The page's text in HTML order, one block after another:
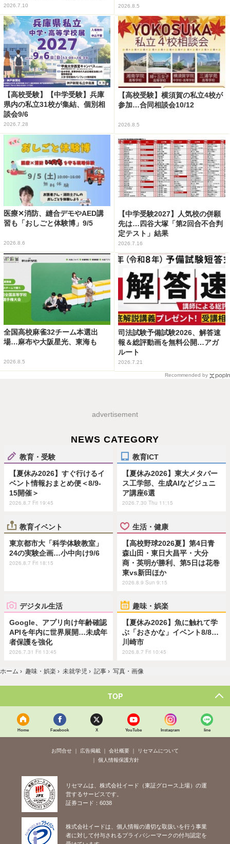
2026.7.10 2026.8.5
【高校受験】【中学受験】兵庫
県内の私立31校が集結、個別相
談会9/6
2026.7.28
【高校受験】横須賀の私立4校が
参加…合同相談会10/12
2026.8.5
医療✕消防、縫合デモやAED講
習も「おしごと体験博」9/5
2026.8.6
【中学受験2027】人気校の併願
先は…四谷大塚「第2回合不合判
定テスト」結果
2026.7.16
全国高校麻雀32チーム本選出
場…麻布や大阪星光、東海も
2026.8.5
司法試験予備試験2026、解答速
報＆総評動画を無料公開…アガ
ルート
2026.7.21
Recommended by
advertisement
NEWS CATEGORY
教育・受験
【夏休み2026】すぐ行けるイ
ベント情報おまとめ便＜8/9-
15開催＞
2026.8.7 Fri 19:45
教育ICT
【夏休み2026】東大メタバー
ス工学部、生成AIなどジュニ
ア講座6選
2026.7.30 Thu 11:15
教育イベント
東京都市大「科学体験教室」
24の実験企画…小中向け9/6
2026.8.7 Fri 18:15
生活・健康
【高校野球2026夏】第4日青
森山田・東日大昌平・大分
商・英明が勝利、第5日は花巻
東vs新田ほか
2026.8.9 Sun 9:15
デジタル生活
Google、アプリ向け年齢確認
APIを年内に世界展開…未成年
者保護を強化
2026.7.31 Fri 13:45
趣味・娯楽
【夏休み2026】魚に触れて学
ぶ「おさかな」イベント8/8…
川崎市
2026.8.7 Fri 10:45
ホーム › 趣味・娯楽 › 未就学児 › 記事 › 写真・画像
TOP
Home Facebook X YouTube Instagram line
お問合せ 広告掲載 会社概要
リセマムについて
個人情報保護方針
リセマムは、株式会社イード（東証グロース上場）の運
営するサービスです。
証券コード：6038
株式会社イードは、個人情報の適切な取扱いを行う事業
者に対して付与されるプライバシーマークの付与認定を